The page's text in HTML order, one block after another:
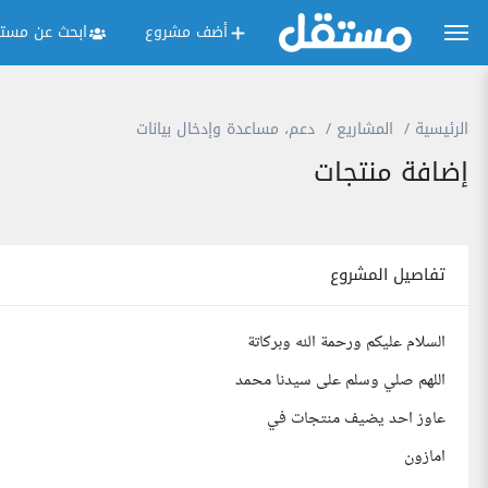
أضف مشروع ابحث عن
الرئيسية المشاريع دعم، مساعدة وإدخال بيانات
إضافة منتجات
تفاصيل المشروع
السلام عليكم ورحمة الله وبركاتة
اللهم صلي وسلم على سيدنا محمد
عاوز احد يضيف منتجات في
امازون